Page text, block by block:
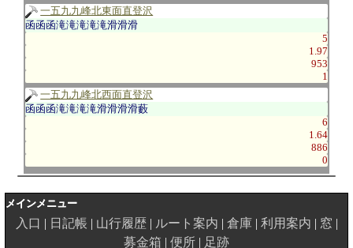
一五九九峰北東面直登沢
函函函滝滝滝滝滝滑滑滑
5
1.97
953
1
一五九九峰北西面直登沢
函函函滝滝滝滝滑滑滑滑藪
6
1.64
886
0
メインメニュー
入口 日記帳 山行履歴 ルート案内 倉庫 利用案内
窓
募金箱
便所 足跡